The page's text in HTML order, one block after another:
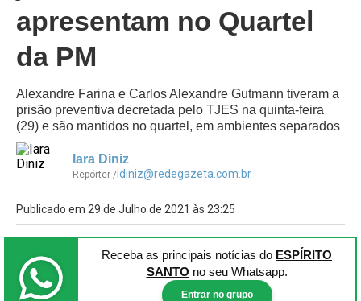
apresentam no Quartel
da PM
Alexandre Farina e Carlos Alexandre Gutmann tiveram a
prisão preventiva decretada pelo TJES na quinta-feira
(29) e são mantidos no quartel, em ambientes separados
Iara Diniz
Repórter /idiniz@redegazeta.com.br
Publicado em 29 de Julho de 2021 às 23:25
Receba as principais notícias do ESPÍRITO
SANTO no seu Whatsapp.
Entrar no grupo